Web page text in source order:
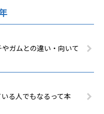
ガムとの違い・向いて
る人でもなるって本